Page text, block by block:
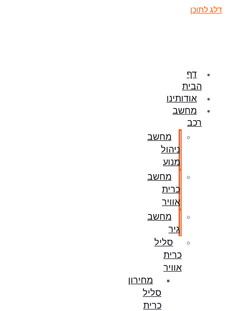
דלג לתוכן
דף
הבית
אודותינו
מחשב
רכב
מחשב
ניהול
מנוע
מחשב
כרית
אוויר
מחשב
גיר
סליל
כרית
אוויר
מחירון
סליל
כרית